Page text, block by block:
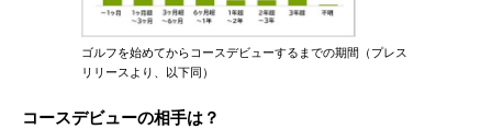
ゴルフを始めてからコースデビューするまでの期間（プレス
リリースより、以下同）
コースデビューの相手は？